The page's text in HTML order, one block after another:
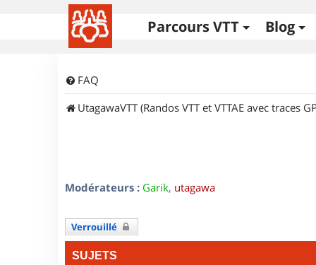
Parcours VTT Blog
FAQ
UtagawaVTT (Randos VTT et VTTAE avec traces
Modérateurs : Garik, utagawa
Verrouillé
SUJETS